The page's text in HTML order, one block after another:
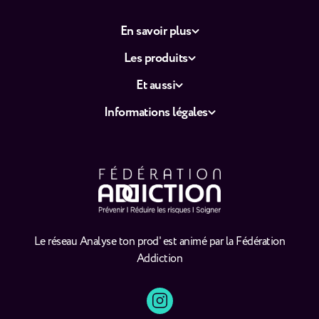
Le réseau Analyse ton prod' est animé par la Fédération
Addiction
En savoir plus
Les produits
Et aussi
Informations légales